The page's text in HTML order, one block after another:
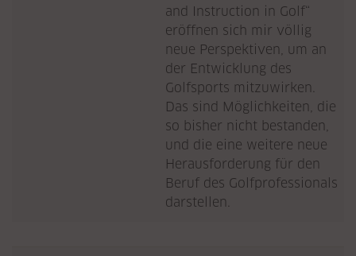
and Instruction in Golf“
eröffnen sich mir völlig
neue Perspektiven, um an
der Entwicklung des
Golfsports mitzuwirken.
Das sind Möglichkeiten, die
so bisher nicht bestanden,
und die eine weitere neue
Herausforderung für den
Beruf des Golfprofessionals
darstellen.